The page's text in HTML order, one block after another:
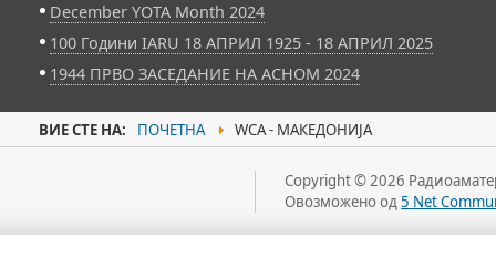
December YOTA Month 2024
100 Години IARU 18 АПРИЛ 1925 - 18 АПРИЛ 2025
1944 ПРВО ЗАСЕДАНИЕ НА АСНОМ 2024
ВИЕ СТЕ НА: ПОЧЕТНА WCA - МАКЕДОНИЈА
Copyright © 2026
Овозможено од5 Net